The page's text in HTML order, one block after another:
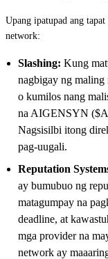
Upang ipatupad ang
network:
Slashing: Kung
nagbigay ng maling
o kumilos nang
na AIGENSYN
Nagsisilbi itong
pag-uugali.
Reputation
ay bumubuo ng
matagumpay na
deadline, at
mga provider na
network ay